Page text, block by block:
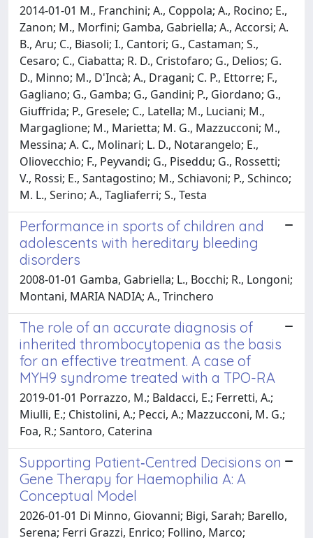
2014-01-01 M., Franchini; A., Coppola; A., Rocino; E.,
Zanon; M., Morfini; Gamba, Gabriella; A., Accorsi; A.
B., Aru; C., Biasoli; I., Cantori; G., Castaman; S.,
Cesaro; C., Ciabatta; R. D., Cristofaro; G., Delios; G.
D., Minno; M., D'Incà; A., Dragani; C. P., Ettorre; F.,
Gagliano; G., Gamba; G., Gandini; P., Giordano; G.,
Giuffrida; P., Gresele; C., Latella; M., Luciani; M.,
Margaglione; M., Marietta; M. G., Mazzucconi; M.,
Messina; A. C., Molinari; L. D., Notarangelo; E.,
Oliovecchio; F., Peyvandi; G., Piseddu; G., Rossetti;
V., Rossi; E., Santagostino; M., Schiavoni; P., Schinco;
M. L., Serino; A., Tagliaferri; S., Testa
Performance in sports of children and
adolescents with hereditary bleeding
disorders
2008-01-01 Gamba, Gabriella; L., Bocchi; R., Longoni;
Montani, MARIA NADIA; A., Trinchero
The role of an accurate diagnosis of
inherited thrombocytopenia as the basis
for an effective treatment. A case of
MYH9 syndrome treated with a TPO-RA
2019-01-01 Porrazzo, M.; Baldacci, E.; Ferretti, A.;
Miulli, E.; Chistolini, A.; Pecci, A.; Mazzucconi, M. G.;
Foa, R.; Santoro, Caterina
Supporting Patient‐Centred Decisions on
Gene Therapy for Haemophilia A: A
Conceptual Model
2026-01-01 Di Minno, Giovanni; Bigi, Sarah; Barello,
Serena; Ferri Grazzi, Enrico; Follino, Marco;